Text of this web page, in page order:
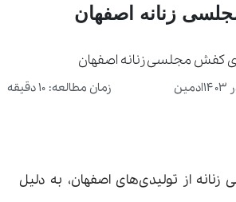
زنانه اصفهان
ادمین زمان مطالعه: ۱۰ دقیقه
از تولیدی‌های اصفهان، به دلیل